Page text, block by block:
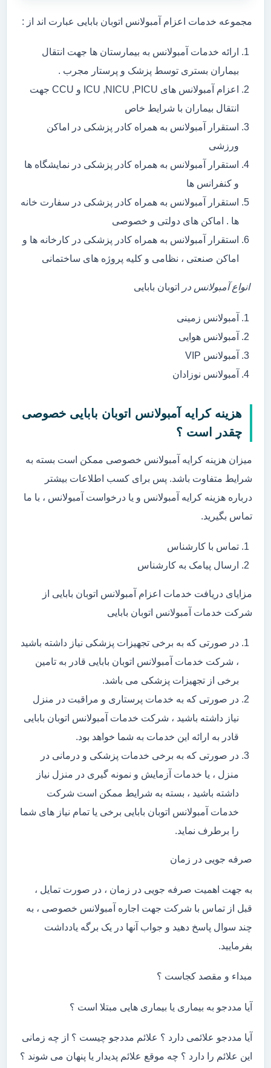
مجموعه خدمات اعزام آمبولانس اتوبان بابایی عبارت اند از :
ارائه خدمات آمبولانس به بیمارستان ها جهت انتقال
بیماران بستری توسط پزشک و پرستار مجرب .
اعزام آمبولانس های ICU ,NICU ,PICU و CCU جهت
انتقال بیماران با شرایط خاص
استقرار آمبولانس به همراه کادر پزشکی در اماکن
ورزشی
استقرار آمبولانس به همراه کادر پزشکی در نمایشگاه ها
و کنفرانس ها
استقرار آمبولانس به همراه کادر پزشکی در سفارت خانه
ها . اماکن های دولتی و خصوصی
استقرار آمبولانس به همراه کادر پزشکی در کارخانه ها و
اماکن صنعتی ، نظامی و کلیه پروژه های ساختمانی
انواع آمبولانس در اتوبان بابایی
آمبولانس زمینی
آمبولانس هوایی
آمبولانس VIP
آمبولانس نوزادان
هزینه کرایه آمبولانس اتوبان بابایی خصوصی
چقدر است ؟
میزان هزینه کرایه آمبولانس خصوصی ممکن است بسته به
شرایط متفاوت باشد. پس برای کسب اطلاعات بیشتر
درباره هزینه کرایه آمبولانس و یا درخواست آمبولانس ، با ما
تماس بگیرید.
تماس با کارشناس
ارسال پیامک به کارشناس
مزایای دریافت خدمات اعزام آمبولانس اتوبان بابایی از
شرکت خدمات آمبولانس اتوبان بابایی
در صورتی که به برخی تجهیزات پزشکی نیاز داشته باشید
، شرکت خدمات آمبولانس اتوبان بابایی قادر به تامین
برخی از تجهیزات پزشکی می باشد.
در صورتی که به خدمات پرستاری و مراقبت در منزل
نیاز داشته باشید ، شرکت خدمات آمبولانس اتوبان بابایی
قادر به ارائه این خدمات به شما خواهد بود.
در صورتی که به برخی خدمات پزشکی و درمانی در
منزل ، یا خدمات آزمایش و نمونه گیری در منزل نیاز
داشته باشید ، بسته به شرایط ممکن است شرکت
خدمات آمبولانس اتوبان بابایی برخی یا تمام نیاز های شما
را برطرف نماید.
صرفه جویی در زمان
به جهت اهمیت صرفه جویی در زمان ، در صورت تمایل ،
قبل از تماس با شرکت جهت اجاره آمبولانس خصوصی ، به
چند سوال پاسخ دهید و جواب آنها در یک برگه یادداشت
بفرمایید.
مبداء و مقصد کجاست ؟
آیا مددجو به بیماری یا بیماری هایی مبتلا است ؟
آیا مددجو علائمی دارد ؟ علائم مددجو چیست ؟ از چه زمانی
این علائم را دارد ؟ چه موقع علائم پدیدار یا پنهان می شوند ؟